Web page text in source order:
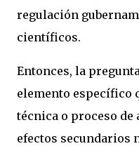
regulación
científicos.
Entonces, la
elemento específico
técnica o proceso
efectos secundarios